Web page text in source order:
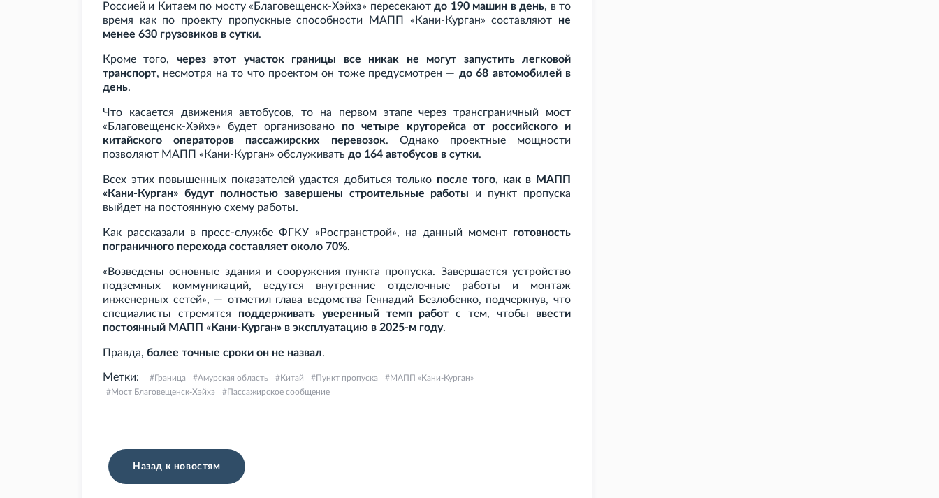
Россией и Китаем по мосту «Благовещенск-Хэйхэ» пересекаютдо 190 машин в день, в то
время как по проекту пропускные способности МАПП «Кани-Курган» составляют не
менее 630 грузовиков в сутки.
Кроме того, через этот участок границы все никак не могут запустить легковой
транспорт, несмотря на то что проектом он тоже предусмотрен — до 68 автомобилей в
день.
Что касается движения автобусов, то на первом этапе через трансграничный мост
«Благовещенск-Хэйхэ» будет организовано по четыре кругорейса от российского и
китайского операторов пассажирских перевозок. Однако проектные мощности
позволяют МАПП «Кани-Курган» обслуживать до 164 автобусов в сутки.
Всех этих повышенных показателей удастся добиться только после того, как в МАПП
«Кани-Курган» будут полностью завершены строительные работы и пункт пропуска
выйдет на постоянную схему работы.
Как рассказали в пресс-службе ФГКУ «Росгранстрой», на данный момент готовность
пограничного перехода составляет около 70%.
«Возведены основные здания и сооружения пункта пропуска. Завершается устройство
подземных коммуникаций, ведутся внутренние отделочные работы и монтаж
инженерных сетей», — отметил глава ведомства Геннадий Безлобенко, подчеркнув, что
специалисты стремятся поддерживать уверенный темп работ с тем, чтобы ввести
постоянный МАПП «Кани-Курган» в эксплуатацию в 2025-м году.
Правда, более точные сроки он не назвал.
Метки: Граница Амурская область Китай Пункт пропуска
МАПП «Кани-Курган»
Мост Благовещенск-Хэйхэ
Пассажирское сообщение
Назад к новостям